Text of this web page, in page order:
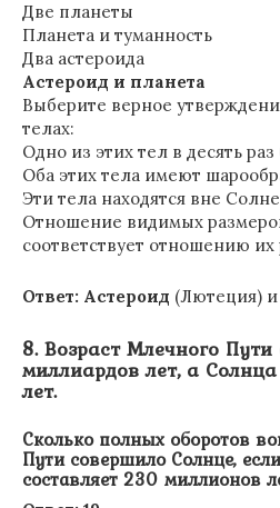
Две планеты
Планета и туманность
Два астероида
Астероид и планета
Выберите верное
телах:
Одно из этих тел в десять
Оба этих тела имеют
Эти тела находятся вне
Отношение видимых
соответствует отношению
Ответ: Астероид (Лютеция) и
8. Возраст Млечного Пути
миллиардов лет, а
лет.
Сколько полных оборотов
Пути совершило Солнце,
составляет 230 миллионов